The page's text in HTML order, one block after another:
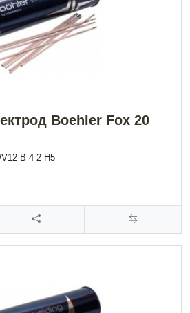
Boehler Fox 20
B 4 2 H5